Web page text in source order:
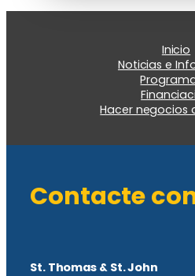
Inicio
Noticias e
Hacer negocios
Contacte
St. Thomas & St. John